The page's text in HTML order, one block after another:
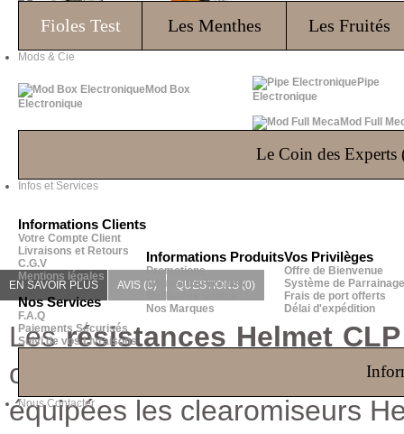
Fioles Test Les Menthes Les Fruités
Mods & Cie
Mod Box
Electronique
Pipe
Electronique
Mod Full
Le Coin des Experts
Infos et Services
Informations Clients
Votre Compte Client
Livraisons et Retours
C.G.V
Mentions légales
Nos Services
F.A.Q
Paiements Sécurisés
Suivi de vos Livraisons
Informations Produits
Promotions
Nouveaux Produits
Nos Marques
Vos Privilèges
Offre de Bienvenue
Système de Parrainage
Frais de port offerts
Délai d'expédition
Nous Contacter
EN SAVOIR PLUS AVIS (0) QUESTIONS (0)
Lesrésistances Helmet CLP
organique et fil résistif en
équipées les clearomiseurs